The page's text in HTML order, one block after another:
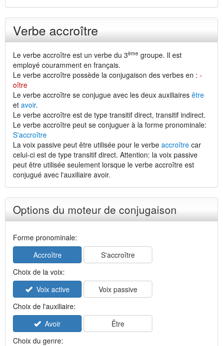
Verbe accroître
Le verbe accroître est un verbe du 3ème groupe. Il est
employé couramment en français.
Le verbe accroître possède la conjugaison des verbes en : -
oître
Le verbe accroître se conjugue avec les deux auxiliaires être
et avoir.
Le verbe accroître est de type transitif direct, transitif indirect.
Le verbe accroître peut se conjuguer à la forme pronominale:
S'accroître
La voix passive peut être utilisée pour le verbe accroître car
celui-ci est de type transitif direct. Attention: la voix passive
peut être utilisée seulement lorsque le verbe accroître est
conjugué avec l'auxiliaire avoir.
Options du moteur de conjugaison
Forme pronominale:
Accroître
S'accroître
Choix de la voix:
Voix active
Voix passive
Choix de l'auxiliaire:
Avoir
Être
Choix du genre: